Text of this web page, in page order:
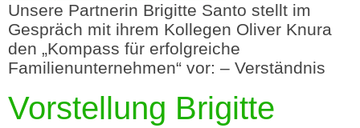
Unsere Partnerin Brigitte Santo stellt im
Gespräch mit ihrem Kollegen Oliver Knura
den „Kompass für erfolgreiche
Familienunternehmen“ vor: – Verständnis
Vorstellung Brigitte